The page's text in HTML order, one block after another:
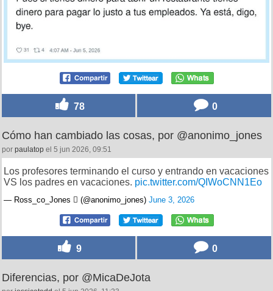
78 0
Cómo han cambiado las cosas, por @anonimo_jones
por paulatop el 5 jun 2026, 09:51
Los profesores terminando el curso y entrando en vacaciones
VS los padres en vacaciones. pic.twitter.com/QIWoCNN1Eo
— Ross_co_Jones  (@anonimo_jones) June 3, 2026
9 0
Diferencias, por @MicaDeJota